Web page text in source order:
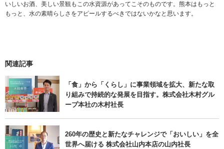
いしいお酒、美しい景観もこの水資源があってこそのものです。熊本はもっと
もっと、水の素晴らしさをアピールするべきではないかなと思います。
関連記事
「食」から「くらし」に事業領域を拡大、新たな取
り組みで持続的な発展を目指す。株式会社木村グル
ープ本社の木村社長
260年の歴史と新たなチャレンジで「おいしい」を全
世界へ届ける 株式会社山内本店の山内社長